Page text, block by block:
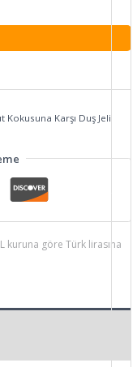
Kokusuna Karşı Duş Jeli
kuruna göre Türk lirasına